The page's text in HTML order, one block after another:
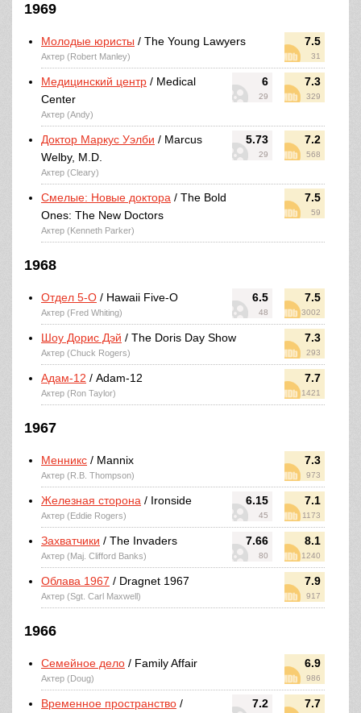
1969
7.5
31
Молодые юристы / The Young Lawyers
Актер (Robert Manley)
6
29
7.3
329
Медицинский центр / Medical
Center
Актер (Andy)
5.73
29
7.2
568
Доктор Маркус Уэлби / Marcus
Welby, M.D.
Актер (Cleary)
7.5
59
Смелые: Новые доктора / The Bold
Ones: The New Doctors
Актер (Kenneth Parker)
1968
6.5
48
7.5
3002
Отдел 5-O / Hawaii Five-O
Актер (Fred Whiting)
7.3
293
Шоу Дорис Дэй / The Doris Day Show
Актер (Chuck Rogers)
7.7
1421
Адам-12 / Adam-12
Актер (Ron Taylor)
1967
7.3
973
Менникс / Mannix
Актер (R.B. Thompson)
6.15
45
7.1
1173
Железная сторона / Ironside
Актер (Eddie Rogers)
7.66
80
8.1
1240
Захватчики / The Invaders
Актер (Maj. Clifford Banks)
7.9
917
Облава 1967 / Dragnet 1967
Актер (Sgt. Carl Maxwell)
1966
6.9
986
Семейное дело / Family Affair
Актер (Doug)
7.2 7.7
Временное пространство /